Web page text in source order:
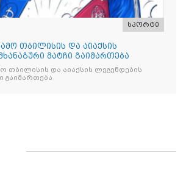
სპორტი
თბილისის და აიაქსის
მატჩი გაიმართება
თბილისის და აიაქსის ლეგენდების
გაიმართება